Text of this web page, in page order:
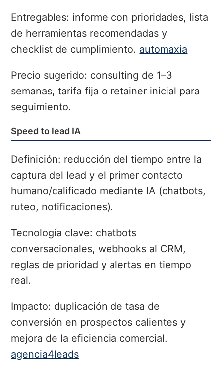
Entregables: informe con prioridades, lista
de herramientas recomendadas y
checklist de cumplimiento. automaxia
Precio sugerido: consulting de 1–3
semanas, tarifa fija o retainer inicial para
seguimiento.
Speed to lead IA
Definición: reducción del tiempo entre la
captura del lead y el primer contacto
humano/calificado mediante IA (chatbots,
ruteo, notificaciones).
Tecnología clave: chatbots
conversacionales, webhooks al CRM,
reglas de prioridad y alertas en tiempo
real.
Impacto: duplicación de tasa de
conversión en prospectos calientes y
mejora de la eficiencia comercial.
agencia4leads